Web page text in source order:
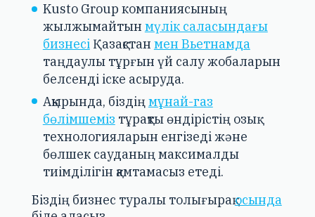
Kusto Group компаниясының
жылжымайтын мүлік саласындағы
бизнесіҚазақстан мен Вьетнамда
таңдаулы тұрғын үй салу жобаларын
белсенді іске асыруда.
Ақырында, біздіңмұнай-газ
бөлімшеміз тұрақты өндірістің озық
технологияларын енгізеді және
бөлшек сауданың максималды
тиімділігін қамтамасыз етеді.
Біздің бизнес туралы толығырақосында